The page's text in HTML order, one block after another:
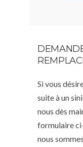
Si vous
suite à un
nous dès
formulaire
nous